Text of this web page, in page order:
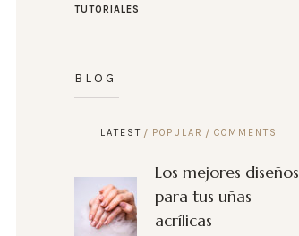
TUTORIALES
BLOG
LATEST POPULAR COMMENTS
Los mejores diseños
para tus uñas
acrílicas